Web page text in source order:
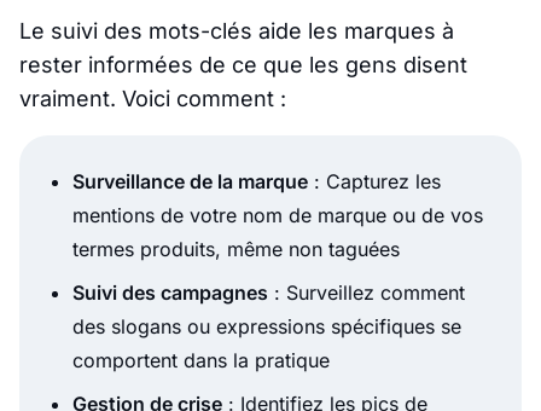
Le suivi des mots-clés aide les marques à
rester informées de ce que les gens disent
vraiment. Voici comment :
Surveillance de la marque : Capturez les
mentions de votre nom de marque ou de vos
termes produits, même non taguées
Suivi des campagnes : Surveillez comment
des slogans ou expressions spécifiques se
comportent dans la pratique
Gestion de crise : Identifiez les pics de